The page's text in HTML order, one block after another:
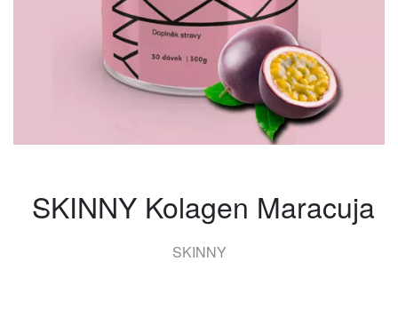
SKINNY Kolagen Maracuja
SKINNY